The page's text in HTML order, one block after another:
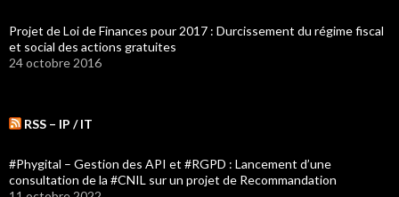
Projet de Loi de Finances pour 2017 : Durcissement du régime fiscal
et social des actions gratuites
24 octobre 2016
RSS – IP / IT
#Phygital – Gestion des API et #RGPD : Lancement d’une
consultation de la #CNIL sur un projet de Recommandation